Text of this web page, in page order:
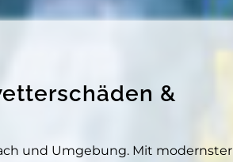
&
und Umgebung. Mit modernster